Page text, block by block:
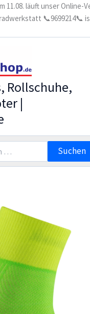
11.08. läuft unser Online-
📞9699214📞
Rollschuhe,
|
Suchen